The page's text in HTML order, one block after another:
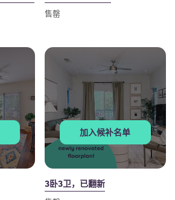
售罄
加入候补名单
3卧3卫，已翻新